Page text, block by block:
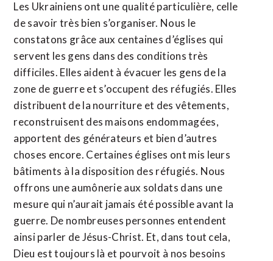
Les Ukrainiens ont une qualité particulière, celle
de savoir très bien s’organiser. Nous le
constatons grâce aux centaines d’églises qui
servent les gens dans des conditions très
difficiles. Elles aident à évacuer les gens de la
zone de guerre et s’occupent des réfugiés. Elles
distribuent de la nourriture et des vêtements,
reconstruisent des maisons endommagées,
apportent des générateurs et bien d’autres
choses encore. Certaines églises ont mis leurs
bâtiments à la disposition des réfugiés. Nous
offrons une aumônerie aux soldats dans une
mesure qui n’aurait jamais été possible avant la
guerre. De nombreuses personnes entendent
ainsi parler de Jésus-Christ. Et, dans tout cela,
Dieu est toujours là et pourvoit à nos besoins